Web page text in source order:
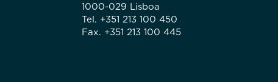
1000-029 Lisboa
Tel. +351 213 100 450
Fax. +351 213 100 445